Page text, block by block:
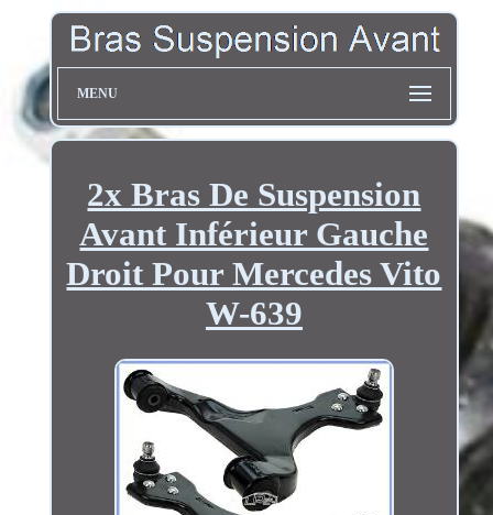
MENU
2x Bras De Suspension
Avant Inférieur Gauche
Droit Pour Mercedes Vito
W-639